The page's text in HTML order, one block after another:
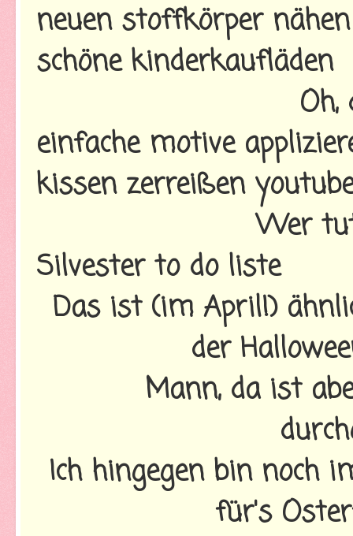
neuen stoffkörper
schöne kinderkaufläden
einfache motive
kissen zerreißen
Wer
Silvester to do liste
Das ist (im April!)
der
Mann, da ist
Ich hingegen bin noch
für's